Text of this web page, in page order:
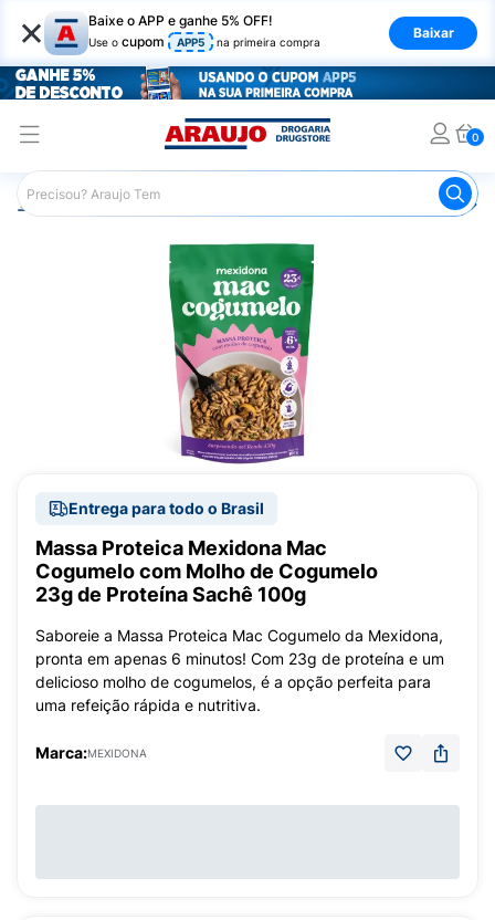
× Baixe o APP e ganhe 5% OFF!
Use o cupom APP5 na primeira compra
Baixar
0
Araujo Nutrição Saudável Suplementos Alimentares
Entrega para todo o Brasil
Massa Proteica Mexidona Mac
Cogumelo com Molho de Cogumelo
23g de Proteína Sachê 100g
Saboreie a Massa Proteica Mac Cogumelo da Mexidona,
pronta em apenas 6 minutos! Com 23g de proteína e um
delicioso molho de cogumelos, é a opção perfeita para
uma refeição rápida e nutritiva.
Marca:MEXIDONA